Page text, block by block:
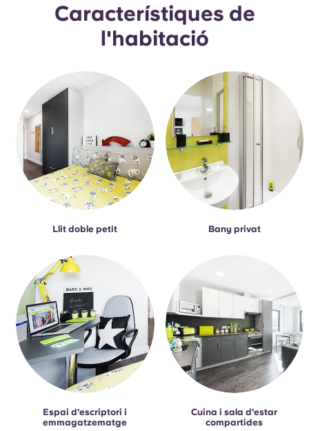
Característiques de
l'habitació
Llit doble petit Bany privat
Espai d'escriptori i
emmagatzematge
Cuina i sala d'estar
compartides